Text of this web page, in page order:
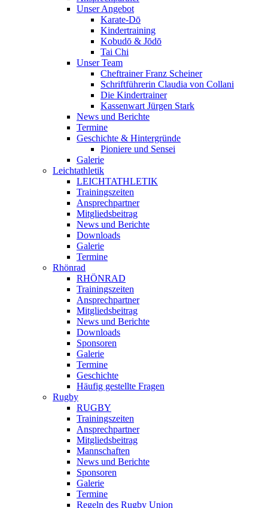
Unser Angebot
Karate-Dō
Kindertraining
Kobudō & Jōdō
Tai Chi
Unser Team
Cheftrainer Franz Scheiner
Schriftführerin Claudia von Collani
Die Kindertrainer
Kassenwart Jürgen Stark
News und Berichte
Termine
Geschichte & Hintergründe
Pioniere und Sensei
Galerie
Leichtathletik
LEICHTATHLETIK
Trainingszeiten
Ansprechpartner
Mitgliedsbeitrag
News und Berichte
Downloads
Galerie
Termine
Rhönrad
RHÖNRAD
Trainingszeiten
Ansprechpartner
Mitgliedsbeitrag
News und Berichte
Downloads
Sponsoren
Galerie
Termine
Geschichte
Häufig gestellte Fragen
Rugby
RUGBY
Trainingszeiten
Ansprechpartner
Mitgliedsbeitrag
Mannschaften
News und Berichte
Sponsoren
Galerie
Termine
Regeln des Rugby Union